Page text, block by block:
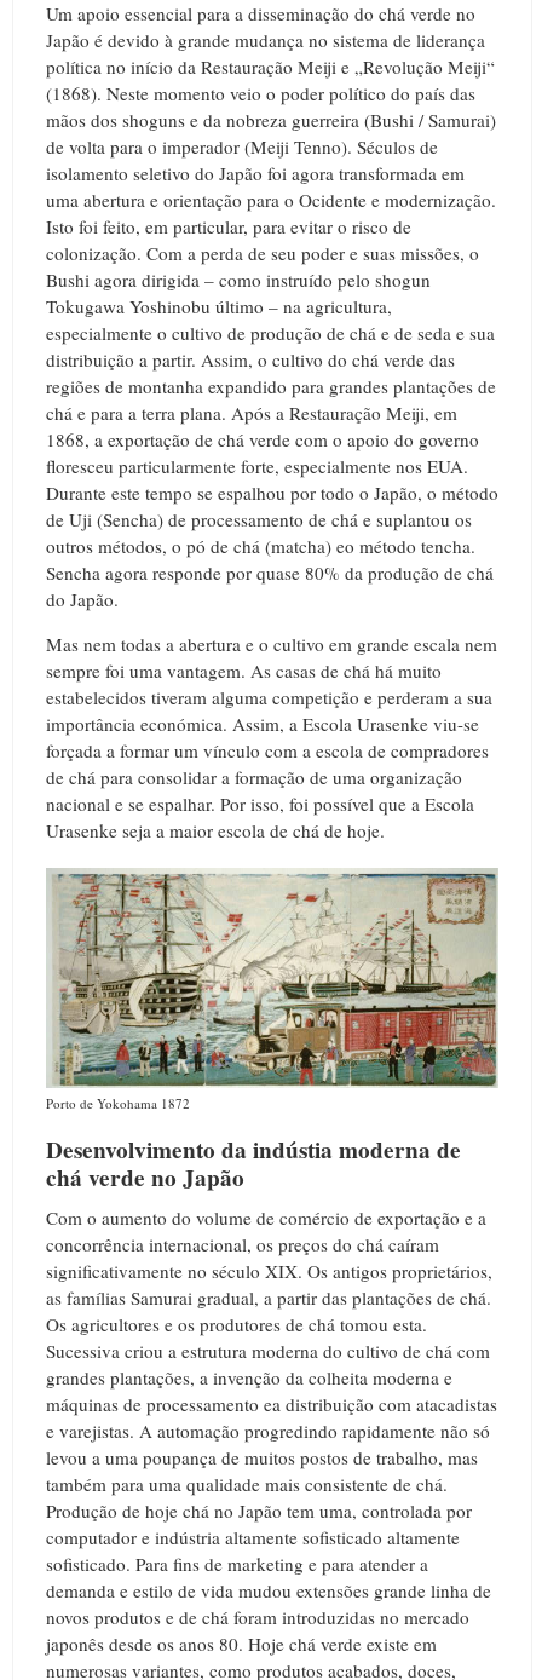
Um apoio essencial para a disseminação do chá verde no
Japão é devido à grande mudança no sistema de liderança
política no início da Restauração Meiji e „Revolução Meiji“
(1868). Neste momento veio o poder político do país das
mãos dos shoguns e da nobreza guerreira (Bushi / Samurai)
de volta para o imperador (Meiji Tenno). Séculos de
isolamento seletivo do Japão foi agora transformada em
uma abertura e orientação para o Ocidente e modernização.
Isto foi feito, em particular, para evitar o risco de
colonização. Com a perda de seu poder e suas missões, o
Bushi agora dirigida – como instruído pelo shogun
Tokugawa Yoshinobu último – na agricultura,
especialmente o cultivo de produção de chá e de seda e sua
distribuição a partir. Assim, o cultivo do chá verde das
regiões de montanha expandido para grandes plantações de
chá e para a terra plana. Após a Restauração Meiji, em
1868, a exportação de chá verde com o apoio do governo
floresceu particularmente forte, especialmente nos EUA.
Durante este tempo se espalhou por todo o Japão, o método
de Uji (Sencha) de processamento de chá e suplantou os
outros métodos, o pó de chá (matcha) eo método tencha.
Sencha agora responde por quase 80% da produção de chá
do Japão.
Mas nem todas a abertura e o cultivo em grande escala nem
sempre foi uma vantagem. As casas de chá há muito
estabelecidos tiveram alguma competição e perderam a sua
importância económica. Assim, a Escola Urasenke viu-se
forçada a formar um vínculo com a escola de compradores
de chá para consolidar a formação de uma organização
nacional e se espalhar. Por isso, foi possível que a Escola
Urasenke seja a maior escola de chá de hoje.
Porto de Yokohama 1872
Desenvolvimento da indústia moderna de
chá verde no Japão
Com o aumento do volume de comércio de exportação e a
concorrência internacional, os preços do chá caíram
significativamente no século XIX. Os antigos proprietários,
as famílias Samurai gradual, a partir das plantações de chá.
Os agricultores e os produtores de chá tomou esta.
Sucessiva criou a estrutura moderna do cultivo de chá com
grandes plantações, a invenção da colheita moderna e
máquinas de processamento ea distribuição com atacadistas
e varejistas. A automação progredindo rapidamente não só
levou a uma poupança de muitos postos de trabalho, mas
também para uma qualidade mais consistente de chá.
Produção de hoje chá no Japão tem uma, controlada por
computador e indústria altamente sofisticado altamente
sofisticado. Para fins de marketing e para atender a
demanda e estilo de vida mudou extensões grande linha de
novos produtos e de chá foram introduzidas no mercado
japonês desde os anos 80. Hoje chá verde existe em
numerosas variantes, como produtos acabados, doces,